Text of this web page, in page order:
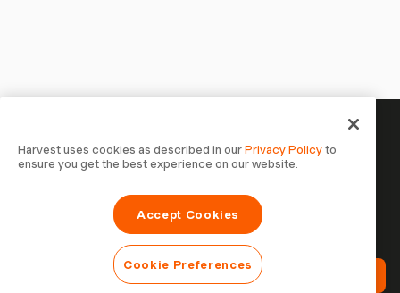
Seu tempo merece ser
registrado — comece agora
Junte-se a mais de 70.000 empresas que controlam o
tempo, faturam clientes e recebem mais rápido com
Teste Harvest Grátis
Harvest uses cookies as described in ourPrivacy Policyto
ensure you get the best experience on our website.
Accept Cookies
Cookie Preferences